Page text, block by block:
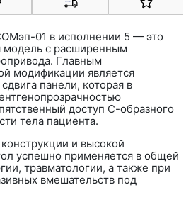
Арконт-Мед
01 в исполнении 5 — это
модель с расширенным
Главным
модификации является
панели, которая в
доступ С-образного
тела пациента.
и высокой
успешно применяется в общей
травматологии, а также при
вмешательств под